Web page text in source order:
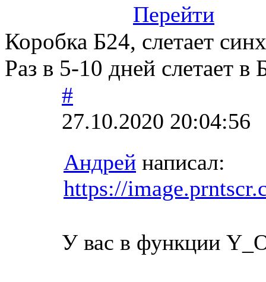
Перейти
Коробка Б24, слетает
Раз в 5-10 дней слетает
#
27.10.2020 20:04:56
Андрей написал:
https://
У вас в функции